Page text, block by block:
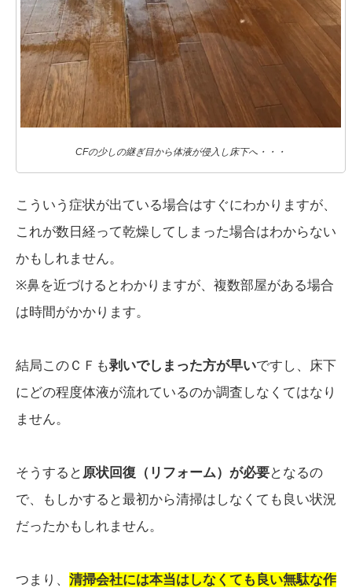
CFの少しの継ぎ目から体液が侵入し床下へ・・・
こういう症状が出ている場合はすぐにわかりますが、
これが数日経って乾燥してしまった場合はわからない
かもしれません。
※鼻を近づけるとわかりますが、複数部屋がある場合
は時間がかかります。
結局このＣＦも剥いでしまった方が早いですし、床下
にどの程度体液が流れているのか調査しなくてはなり
ません。
そうすると 原状回復（リフォーム）が必要となるの
で、もしかすると最初から清掃はしなくても良い状況
だったかもしれません。
つまり、 清掃会社には本当はしなくても良い無駄な作